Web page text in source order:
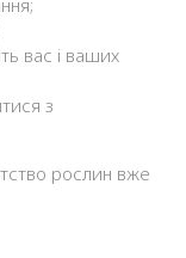
вас і ваших
з
рослин вже